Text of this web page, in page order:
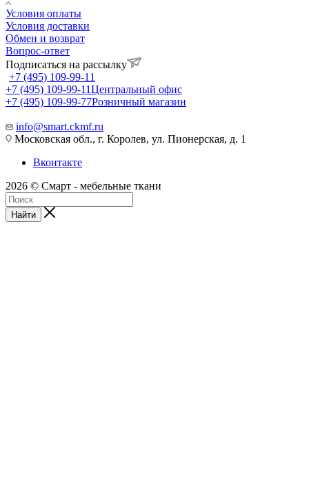
Условия оплаты
Условия доставки
Обмен и возврат
Вопрос-ответ
Подписаться на рассылку
+7 (495) 109-99-11
+7 (495) 109-99-11Центральный офис
+7 (495) 109-99-77Розничный магазин
info@smart.ckmf.ru
Московская обл., г. Королев, ул. Пионерская, д. 1
Вконтакте
2026 © Смарт - мебельные ткани
Найти